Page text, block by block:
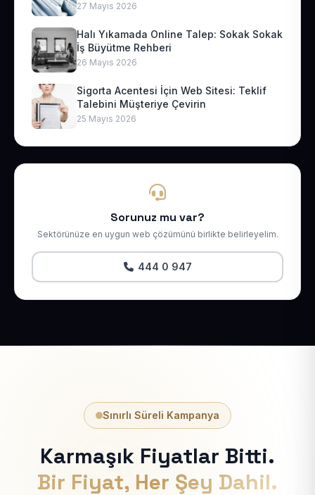
27 Mayıs 2026
Halı Yıkamada Online Talep: Sokak Sokak
İş Büyütme Rehberi
26 Mayıs 2026
Sigorta Acentesi İçin Web Sitesi: Teklif
Talebini Müşteriye Çevirin
25 Mayıs 2026
Sorunuz mu var?
Sektörünüze en uygun web çözümünü birlikte belirleyelim.
444 0 947
Sınırlı Süreli Kampanya
Karmaşık Fiyatlar Bitti.
Bir Fiyat, Her Şey Dahil.